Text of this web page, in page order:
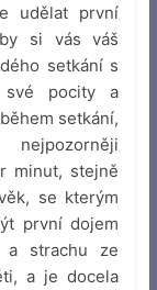
udělat první
si vás váš
setkání s
své pocity a
setkání,
minut, stejně
se kterým
první dojem
a strachu ze
a je docela